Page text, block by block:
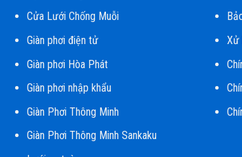
Cửa Lưới Chống Muỗi
Giàn phơi điện tử
Giàn phơi Hòa Phát
Giàn phơi nhập khẩu
Giàn Phơi Thông Minh
Giàn Phơi Thông Minh Sankaku
Xử